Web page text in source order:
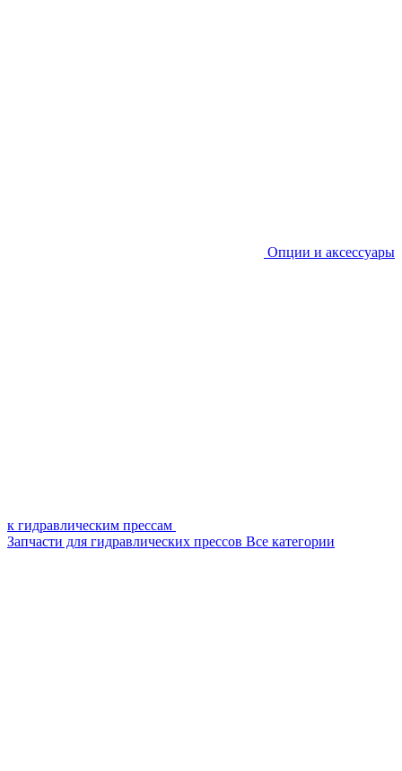
Опции и аксессуары
к гидравлическим прессам
Запчасти для гидравлических прессов Все категории